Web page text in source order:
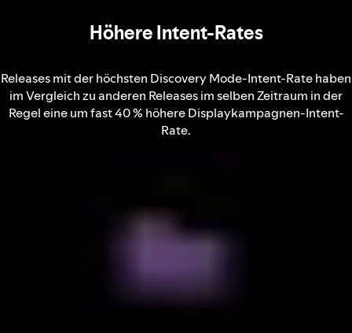
Höhere Intent-Rates
Releases mit der höchsten Discovery Mode-Intent-Rate haben
im Vergleich zu anderen Releases im selben Zeitraum in der
Regel eine um fast 40 % höhere Displaykampagnen-Intent-
Rate.